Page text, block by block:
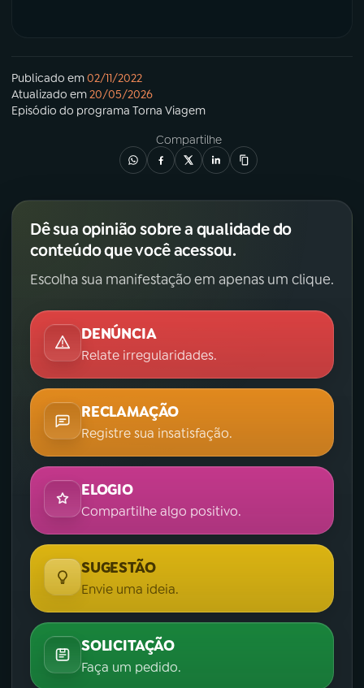
Publicado em02/11/2022
Atualizado em20/05/2026
Episódio do programa Torna Viagem
Compartilhe
Dê sua opinião sobre a qualidade do
conteúdo que você acessou.
Escolha sua manifestação em apenas um clique.
DENÚNCIA
Relate irregularidades.
RECLAMAÇÃO
Registre sua insatisfação.
ELOGIO
Compartilhe algo positivo.
SUGESTÃO
Envie uma ideia.
SOLICITAÇÃO
Faça um pedido.